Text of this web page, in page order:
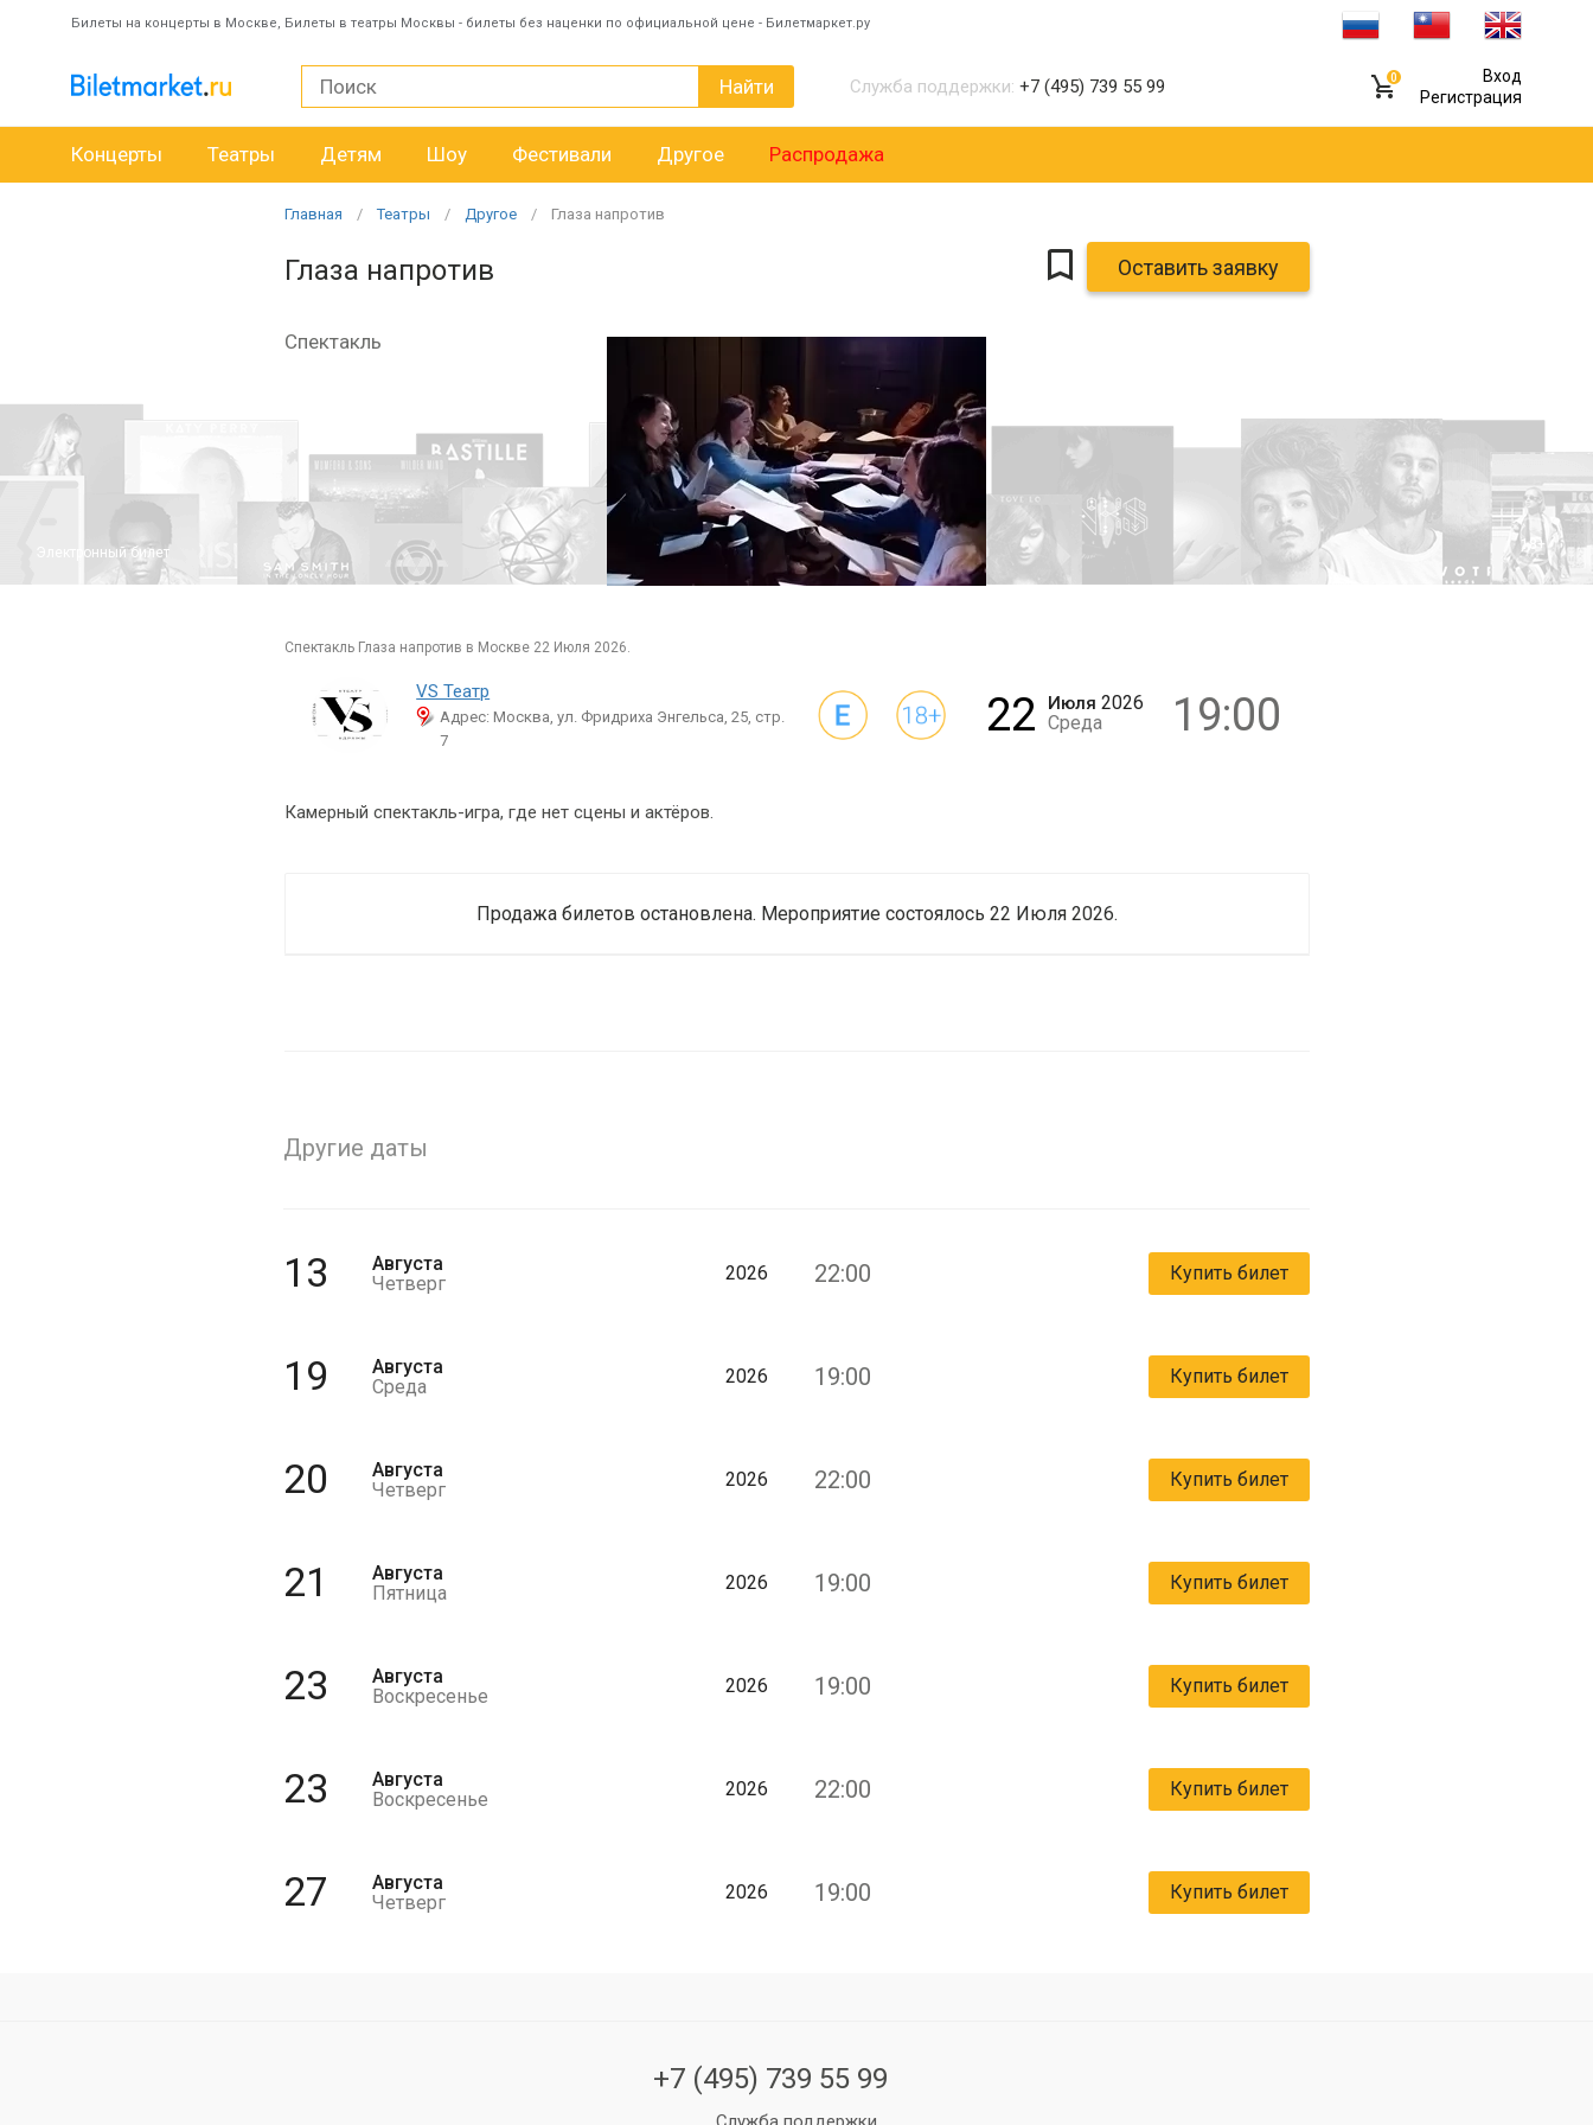
Билеты на концерты в Москве, Билеты в театры Москвы - билеты без наценки по официальной цене - Билетмаркет.ру
Найти Служба поддержки: +7 (495) 739 55 99 0
Вход
Регистрация
Концерты Театры Детям Шоу Фестивали Другое Распродажа
Главная Театры Другое Глаза напротив
Глаза напротив Оставить заявку
Спектакль
Электронный билет 18+
спектакль Глаза напротив в Москве 22 Июля 2026.
VS Театр
Адрес: Москва, ул. Фридриха Энгельса, 25, стр.
7
22 Июля 2026
Среда
19:00
Камерный спектакль-игра, где нет сцены и актёров.
Продажа билетов остановлена. Мероприятие состоялось 22 Июля 2026.
Другие даты
13
Августа
Четверг
2026 22:00 Купить билет
19
Августа
Среда
2026 19:00 Купить билет
20
Августа
Четверг
2026 22:00 Купить билет
21
Августа
Пятница
2026 19:00 Купить билет
23
Августа
Воскресенье
2026 19:00 Купить билет
23
Августа
Воскресенье
2026 22:00 Купить билет
27
Августа
Четверг
2026 19:00 Купить билет
+7 (495) 739 55 99